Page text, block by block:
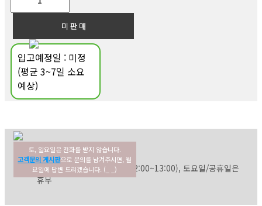
입고예정일 : 미정
(평균 3~7일 소요
예상)
토, 일요일은 전화를 받지 않습니다.
고객문의 게시판으로 문의를 남겨주시면, 월
요일에 답변 드리겠습니다. (_ _)
고객센터 02-354-3022
평일: 09:30~17:30 (점심: 12:00~13:00), 토요일/공휴일은
휴무